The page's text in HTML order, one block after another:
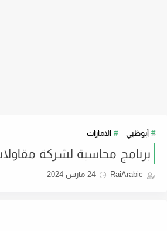
أبوظبي الامارات
برنامج محاسبة لشركة
RaiArabic 24 مارس 2024